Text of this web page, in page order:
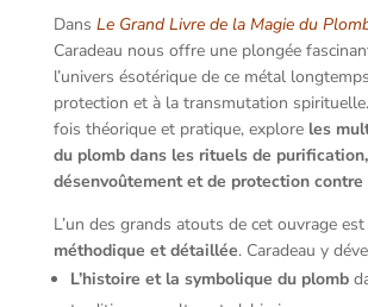
Dans Le Grand Livre de la Magie du
Caradeau nous offre une plongée
l’univers ésotérique de ce métal
protection et à la transmutation
fois théorique et pratique, explore les
du plomb dans les rituels de
désenvoûtement et de protection
L’un des grands atouts de cet ouvrage
méthodique et détaillée. Caradeau y
L’histoire et la symbolique du plomb